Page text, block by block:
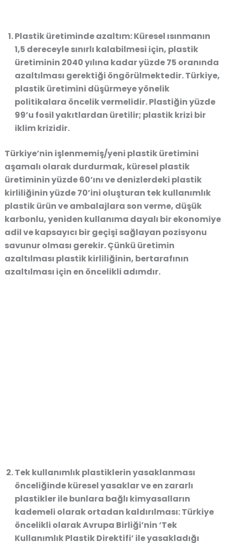
Plastik üretiminde azaltım:Küresel ısınmanın
1,5 dereceyle sınırlı kalabilmesi için, plastik
üretiminin 2040 yılına kadar yüzde 75 oranında
azaltılması gerektiği öngörülmektedir. Türkiye,
plastik üretimini düşürmeye yönelik
politikalara öncelik vermelidir. Plastiğin yüzde
99’u fosil yakıtlardan üretilir; plastik krizi bir
iklim krizidir.
Türkiye’nin işlenmemiş/yeni plastik üretimini
aşamalı olarak durdurmak, küresel plastik
üretiminin yüzde 60’ını ve denizlerdeki plastik
kirliliğinin yüzde 70’ini oluşturan tek kullanımlık
plastik ürün ve ambalajlara son verme, düşük
karbonlu, yeniden kullanıma dayalı bir ekonomiye
adil ve kapsayıcı bir geçişi sağlayan pozisyonu
savunur olması gerekir. Çünkü üretimin
azaltılması plastik kirliliğinin, bertarafının
azaltılması için en öncelikli adımdır.
Tek kullanımlık plastiklerin yasaklanması
önceliğinde küresel yasaklar ve en zararlı
plastikler ile bunlara bağlı kimyasalların
kademeli olarak ortadan kaldırılması: Türkiye
öncelikli olarak Avrupa Birliği’nin ‘Tek
Kullanımlık Plastik Direktifi’ ile yasakladığı